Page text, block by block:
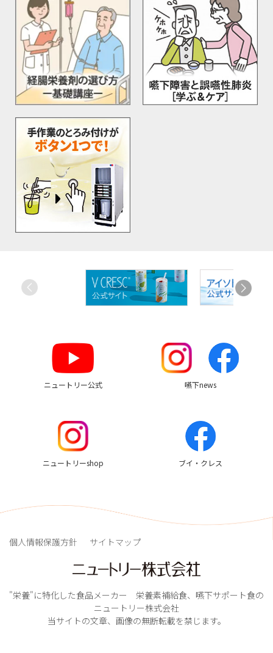
ニュートリー公式 嚥下news
ニュートリーshop ブイ・クレス
"栄養"に特化した食品メーカー 栄養素補給食、嚥下サポート食の
ニュートリー株式会社
当サイトの文章、画像の無断転載を禁じます。
個人情報保護方針 サイトマップ